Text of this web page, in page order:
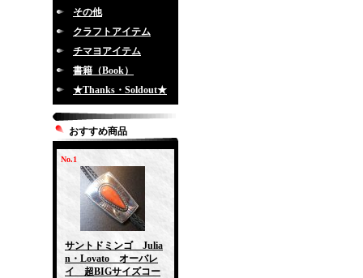
その他
クラフトアイテム
チマヨアイテム
書籍（Book）
★Thanks・Soldout★
おすすめ商品
No.1
サントドミンゴ Julia
n・Lovato オーバレ
イ 超BIGサイズコー